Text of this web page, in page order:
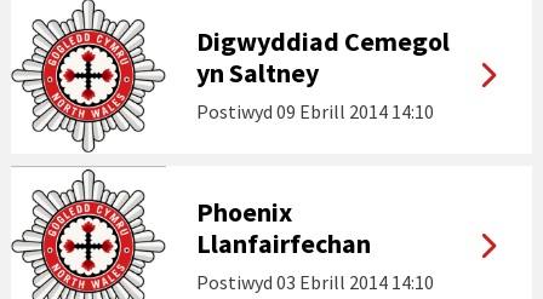
Digwyddiad Cemegol
yn Saltney
Postiwyd 09 Ebrill 2014 14:10
Phoenix
Llanfairfechan
Postiwyd 03 Ebrill 2014 14:10